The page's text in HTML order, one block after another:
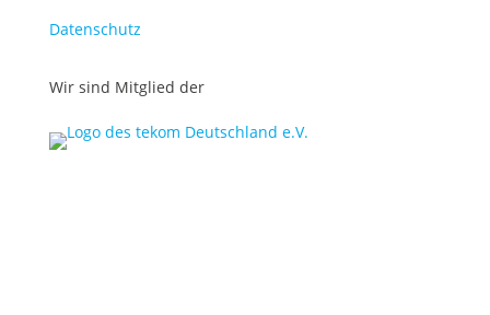
Datenschutz
Wir sind Mitglied der